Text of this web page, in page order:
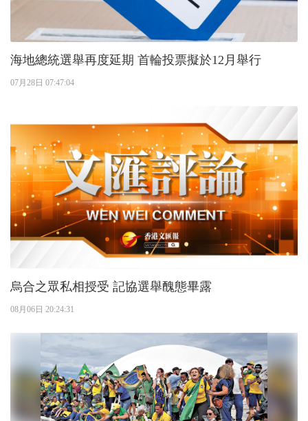
海地總統選舉再度延期 首輪投票擬於12月舉行
07月28日 07:47:04
烏合之眾私相授受 記協選舉醜態畢露
08月06日 20:24:31